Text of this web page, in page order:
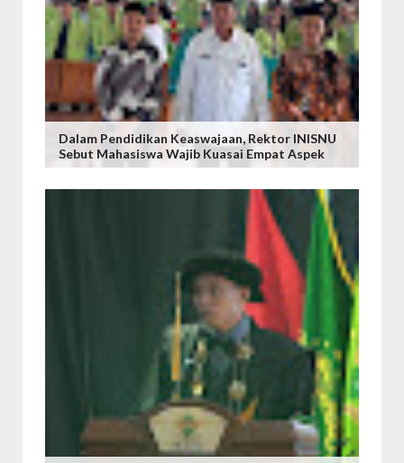
Dalam Pendidikan Keaswajaan, Rektor INISNU
Sebut Mahasiswa Wajib Kuasai Empat Aspek